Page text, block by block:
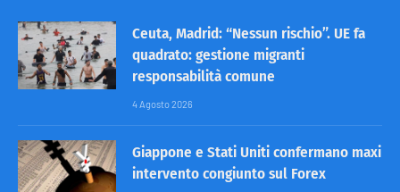
Ceuta, Madrid: “Nessun rischio”. UE fa
quadrato: gestione migranti
responsabilità comune
4 Agosto 2026
Giappone e Stati Uniti confermano maxi
intervento congiunto sul Forex